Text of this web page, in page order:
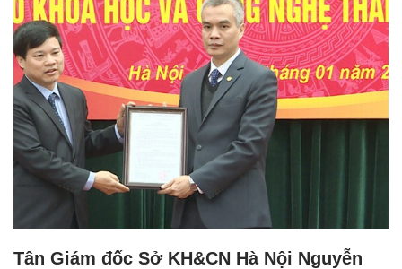
Tân Giám đốc Sở KH&CN Hà Nội Nguyễn